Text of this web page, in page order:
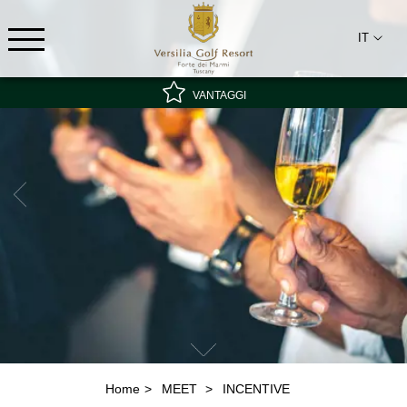
IT
VANTAGGI
Tariffa speciale - non rimborsabile
Miglior tariffa garantita
Colazione inclusa
Home MEET INCENTIVE